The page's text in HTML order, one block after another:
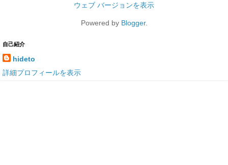
ウェブ バージョンを表示
Powered by Blogger.
自己紹介
hideto
詳細プロフィールを表示